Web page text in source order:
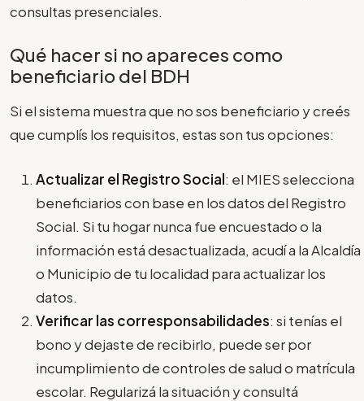
consultas presenciales.
Qué hacer si no apareces como
beneficiario del BDH
Si el sistema muestra que no sos beneficiario y creés
que cumplís los requisitos, estas son tus opciones:
Actualizar el Registro Social: el MIES selecciona
beneficiarios con base en los datos del Registro
Social. Si tu hogar nunca fue encuestado o la
información está desactualizada, acudí a la Alcaldía
o Municipio de tu localidad para actualizar los
datos.
Verificar las corresponsabilidades: si tenías el
bono y dejaste de recibirlo, puede ser por
incumplimiento de controles de salud o matrícula
escolar. Regularizá la situación y consultá